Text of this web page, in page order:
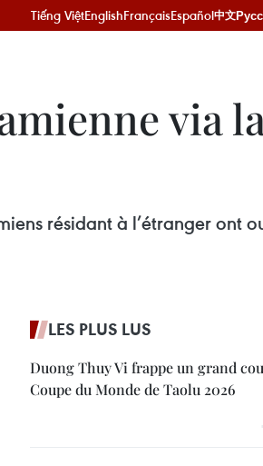
Tiếng ViệtEnglishFrançaisEspañol中文
via
résidant à l’étranger ont
LES PLUS LUS
Duong Thuy Vi frappe un grand
Coupe du Monde de Taolu 2026